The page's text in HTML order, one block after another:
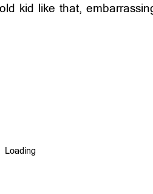
kid like that,